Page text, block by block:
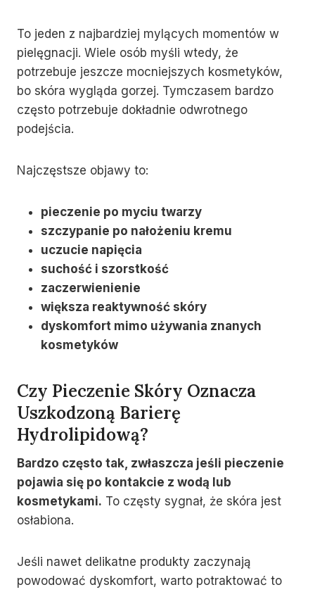
To jeden z najbardziej mylących momentów w
pielęgnacji. Wiele osób myśli wtedy, że
potrzebuje jeszcze mocniejszych kosmetyków,
bo skóra wygląda gorzej. Tymczasem bardzo
często potrzebuje dokładnie odwrotnego
podejścia.
Najczęstsze objawy to:
pieczenie po myciu twarzy
szczypanie po nałożeniu kremu
uczucie napięcia
suchość i szorstkość
zaczerwienienie
większa reaktywność skóry
dyskomfort mimo używania znanych
kosmetyków
Czy Pieczenie Skóry Oznacza
Uszkodzoną Barierę
Hydrolipidową?
Bardzo często tak, zwłaszcza jeśli pieczenie
pojawia się po kontakcie z wodą lub
kosmetykami. To częsty sygnał, że skóra jest
osłabiona.
Jeśli nawet delikatne produkty zaczynają
powodować dyskomfort, warto potraktować to